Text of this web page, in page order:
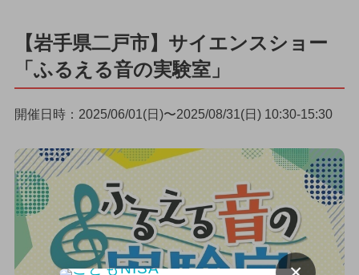
【岩手県二戸市】サイエンスショー
「ふるえる音の実験室」
開催日時：2025/06/01(日)〜2025/08/31(日) 10:30-15:30